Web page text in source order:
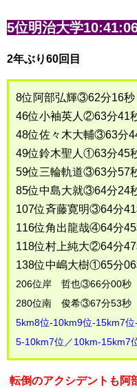
5位明治大学
2年ぶり60回目
8位阿部弘輝③62分16秒
46位小袖英人②63分41
48位佐々木大輔③63分
49位鈴木聖人①63分45
59位三輪軌道③63分57
85位中島大就③64分24
107位斉藤寛明③64分
116位角出龍哉④64分
118位村上純大②64分
138位中嶋大樹①65分
206位岸 哲也③66分00秒
280位南 俊希③67分53秒
5km8位-10km9位-15km7位
5-10km7位／10km-15km7
転倒のアクシデントも阿